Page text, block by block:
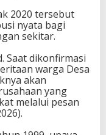
2020 tersebut
nyata bagi
sekitar.
Saat dikonfirmasi
warga Desa
akan
yang
melalui pesan